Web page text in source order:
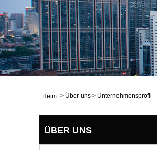
Heim > Über uns > Unternehmensprofil
ÜBER UNS